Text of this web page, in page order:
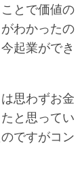
とで価値の
わかったの
起業ができ
思わずお金
と思ってい
ですがコン